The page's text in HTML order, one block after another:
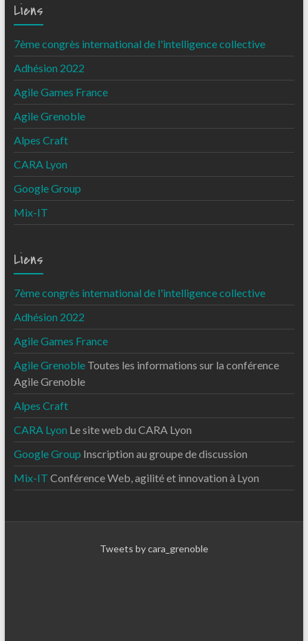
Liens
7ème congrès international de l'intelligence collective
Adhésion 2022
Agile Games France
Agile Grenoble
Alpes Craft
CARA Lyon
Google Group
Mix-IT
Liens
7ème congrès international de l'intelligence collective
Adhésion 2022
Agile Games France
Agile GrenobleToutes les informations sur la conférence
Agile Grenoble
Alpes Craft
CARA Lyon Le site web du CARA Lyon
Google Group Inscription au groupe de discussion
Mix-IT Conférence Web, agilité et innovation à Lyon
Tweets by cara_grenoble